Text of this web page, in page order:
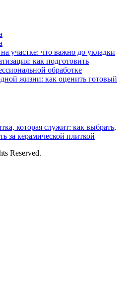
участке: что важно до укладки
как подготовить
обработке
жизни: как оценить готовый
которая служит: как выбрать,
за керамической плиткой
Reserved.